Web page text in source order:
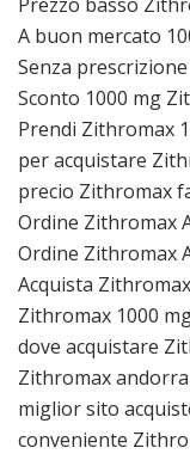
A buon mercato
Senza
Sconto 1000 mg
Prendi Zithromax
per acquistare
precio Zithromax
Ordine Zithromax
Ordine Zithromax
Acquista
Zithromax 1000
dove acquistare
Zithromax
miglior sito
conveniente